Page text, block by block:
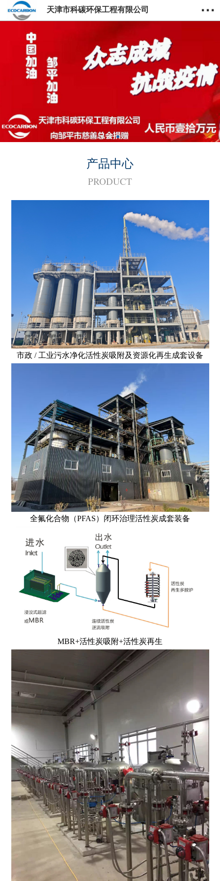
天津市科碳环保工程有限公司 ···
产品中心
PRODUCT
市政 / 工业污水净化活性炭吸附及资源化再生成套设备
全氟化合物（PFAS）闭环治理活性炭成套装备
MBR+活性炭吸附+活性炭再生